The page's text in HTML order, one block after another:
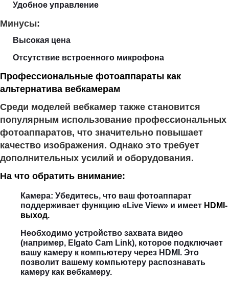
Удобное управление
Минусы:
Высокая цена
Отсутствие встроенного микрофона
Профессиональные фотоаппараты как
альтернатива вебкамерам
Среди моделей вебкамер также становится
популярным использование профессиональных
фотоаппаратов, что значительно повышает
качество изображения. Однако это требует
дополнительных усилий и оборудования.
На что обратить внимание:
Камера: Убедитесь, что ваш фотоаппарат
поддерживает функцию «Live View» и имеет HDMI-
выход.
Необходимо устройство захвата видео
(например, Elgato Cam Link), которое подключает
вашу камеру к компьютеру через HDMI. Это
позволит вашему компьютеру распознавать
камеру как вебкамеру.